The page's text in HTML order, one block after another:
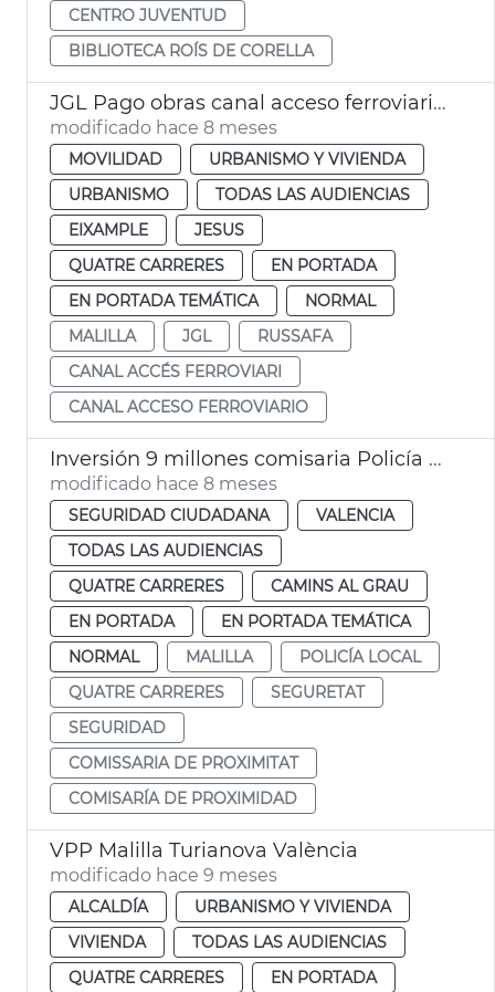
CENTRO JUVENTUD
BIBLIOTECA ROÍS DE CORELLA
JGL Pago obras canal acceso ferroviario València
modificado hace 8 meses
MOVILIDAD
URBANISMO Y VIVIENDA
URBANISMO
TODAS LAS AUDIENCIAS
EIXAMPLE
JESUS
QUATRE CARRERES
EN PORTADA
EN PORTADA TEMÁTICA
NORMAL
MALILLA
JGL
RUSSAFA
CANAL ACCÉS FERROVIARI
CANAL ACCESO FERROVIARIO
Inversión 9 millones comisaria Policía Local Malilla València
modificado hace 8 meses
SEGURIDAD CIUDADANA
VALENCIA
TODAS LAS AUDIENCIAS
QUATRE CARRERES
CAMINS AL GRAU
EN PORTADA
EN PORTADA TEMÁTICA
NORMAL
MALILLA
POLICÍA LOCAL
QUATRE CARRERES
SEGURETAT
SEGURIDAD
COMISSARIA DE PROXIMITAT
COMISARÍA DE PROXIMIDAD
VPP Malilla Turianova València
modificado hace 9 meses
ALCALDÍA
URBANISMO Y VIVIENDA
VIVIENDA
TODAS LAS AUDIENCIAS
QUATRE CARRERES
EN PORTADA